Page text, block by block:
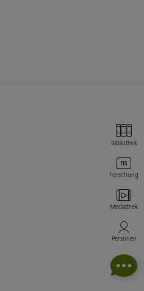
Bibliothek
Forschung
Mediathek
Personen